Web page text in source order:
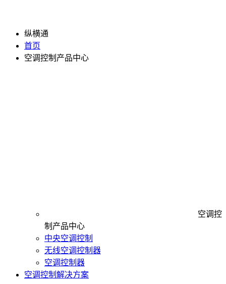
纵横通
首页
空调控制产品中心
空调控
制产品中心
中央空调控制
无线空调控制器
空调控制器
空调控制解决方案